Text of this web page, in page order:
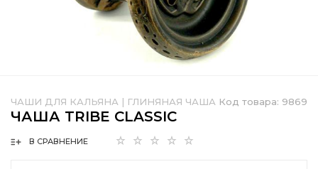
Код товара: 9869
ЧАШИ ДЛЯ КАЛЬЯНА | ГЛИНЯНАЯ ЧАША
ЧАША TRIBE CLASSIC
В СРАВНЕНИЕ